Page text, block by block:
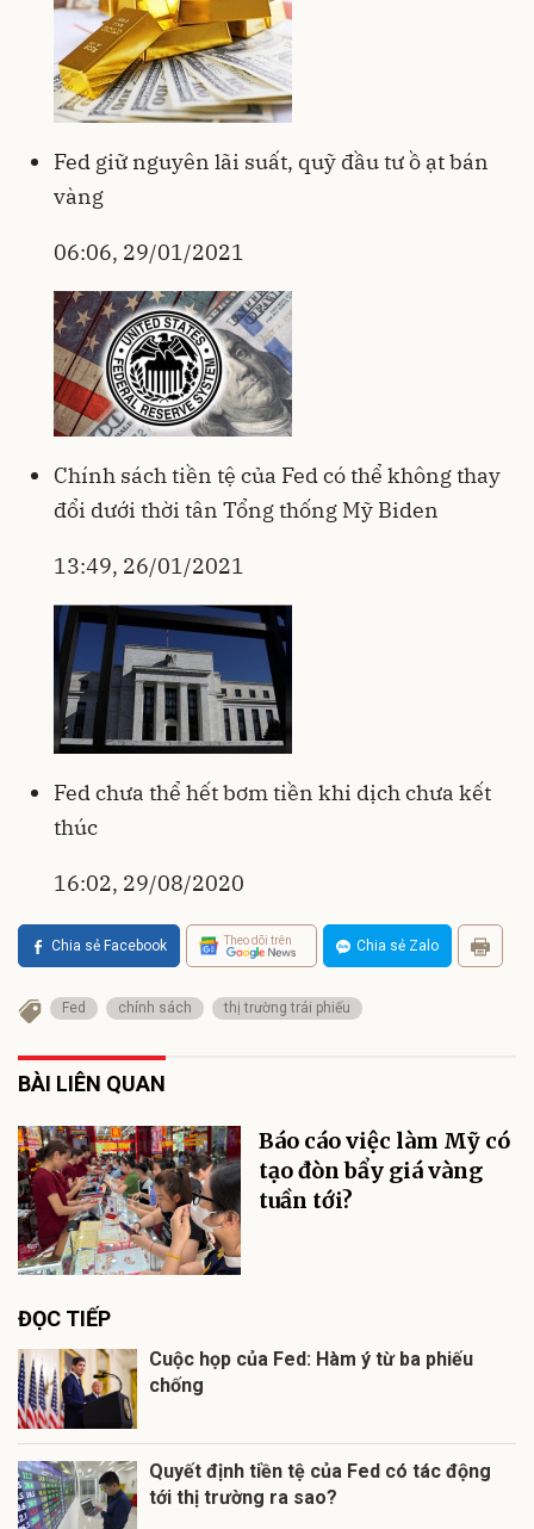
Fed giữ nguyên lãi suất, quỹ đầu tư ồ ạt bán
vàng
06:06, 29/01/2021
Chính sách tiền tệ của Fed có thể không thay
đổi dưới thời tân Tổng thống Mỹ Biden
13:49, 26/01/2021
Fed chưa thể hết bơm tiền khi dịch chưa kết
thúc
16:02, 29/08/2020
Chia sẻ Facebook Theo dõi trên Chia sẻ Zalo
Fed chính sách thị trường trái phiếu
BÀI LIÊN QUAN
Báo cáo việc làm Mỹ có
tạo đòn bẩy giá vàng
tuần tới?
ĐỌC TIẾP
Cuộc họp của Fed: Hàm ý từ ba phiếu
chống
Quyết định tiền tệ của Fed có tác động
tới thị trường ra sao?